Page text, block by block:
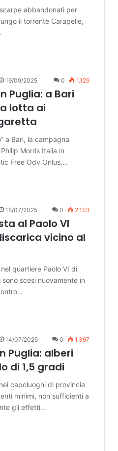
abbandonati per
il torrente Carapelle,
19/09/2025 0 1.129
Puglia: a Bari
lotta ai
a Bari, la campagna
Morris Italia in
Free Odv Onlus,…
15/07/2025 0 2.153
al Paolo VI
vicino al
quartiere Paolo VI di
scesi nuovamente in
14/07/2025 0 1.397
Puglia: alberi
di 1,5 gradi
capoluoghi di provincia
minimi, non sufficienti a
gli effetti…